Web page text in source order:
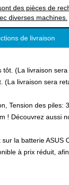
des pièces de
diverses machines.
de livraison
(La livraison
(La livraison sera
Tension des piles:
! Découvrez aussi
la batterie ASUS
à prix réduit,